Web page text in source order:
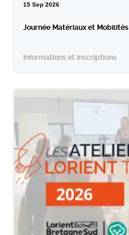
15 Sep 2026
Journée Matériaux et Mobilités
Informations et inscriptions